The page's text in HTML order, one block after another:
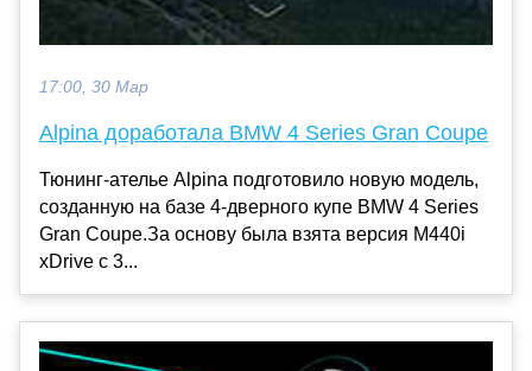
17:00, 30 Мар
Alpina доработала BMW 4 Series Gran Coupe
Тюнинг-ателье Alpina подготовило новую модель,
созданную на базе 4-дверного купе BMW 4 Series
Gran Coupe.За основу была взята версия M440i
xDrive с 3...